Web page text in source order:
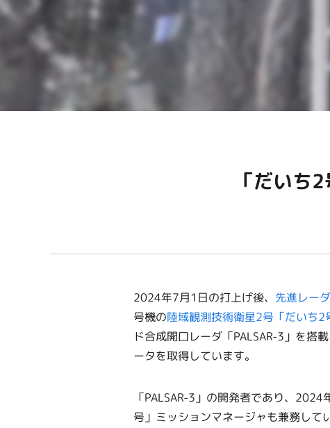
「だいち
2024年7月1日の打上げ後、 先進レー
号機の陸域観測技術衛星2号「だいち2
ド合成開口レーダ「PALSAR-3」を搭
ータを取得しています。
「PALSAR-3」の開発者であり、
号」ミッションマネージャも兼務し